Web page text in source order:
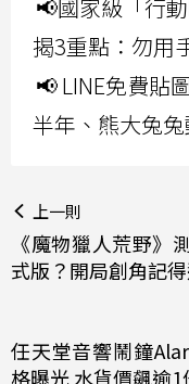
📢國家級「行
揭3重點：勿用
📢 LINE免費貼
半年、熊大兔
上一則
《魔物獵人荒野》
式版？開局創角記
任天堂音響鬧鐘
格曝光 水貨價飆逾1